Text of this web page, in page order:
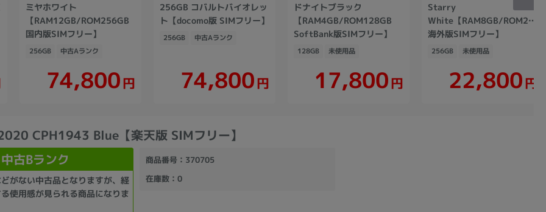
ミヤホワイト
【RAM12GB/ROM256GB
国内版SIMフリー】
256GB 中古Aランク
74,800円
256GB コバルトバイオレッ
ト【docomo版 SIMフリー】
256GB 中古Aランク
74,800円
ドナイトブラック
【RAM4GB/ROM128GB
SoftBank版SIMフリー】
128GB 未使用品
17,800円
Starry
White【RAM8GB/
海外版SIMフリー】
256GB 未使用品
22,800円
CPH1943 Blue【楽天版 SIMフリー】
中古Bランク
がない中古品となりますが、経
使用感が見られる商品になりま
商品番号：370705
在庫数：0